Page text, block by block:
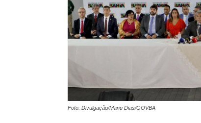
Foto: Divulgação/Manu Dias/GOVBA